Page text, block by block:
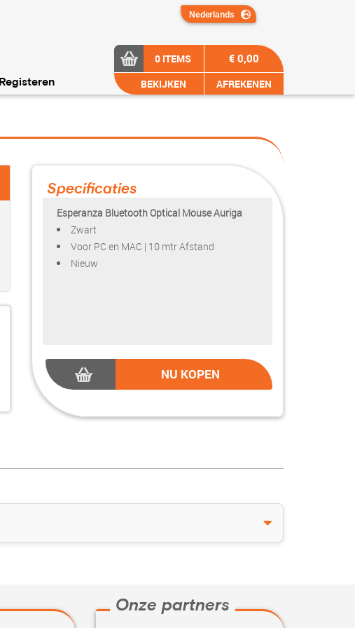
Registeren
0 ITEMS
BEKIJKEN
€ 0,00
AFREKENEN
Specificaties
Esperanza Bluetooth Optical Mouse Auriga
Zwart
Voor PC en MAC | 10 mtr Afstand
Nieuw
NU KOPEN
Onze partners